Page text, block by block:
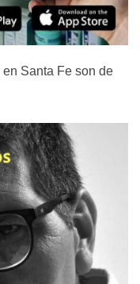
Santa Fe son de